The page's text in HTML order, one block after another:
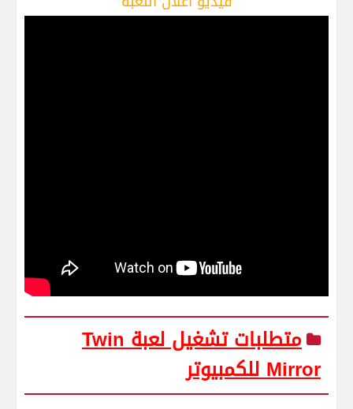
متطلبات تشغيل لعبة Twin
Mirror للكمبيوتر